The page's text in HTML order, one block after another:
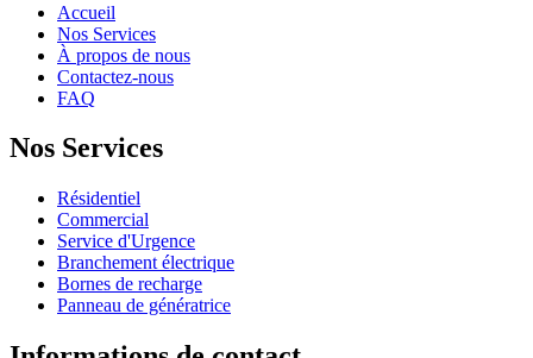
Accueil
Nos Services
À propos de nous
Contactez-nous
FAQ
Nos Services
Résidentiel
Commercial
Service d'Urgence
Branchement électrique
Bornes de recharge
Panneau de génératrice